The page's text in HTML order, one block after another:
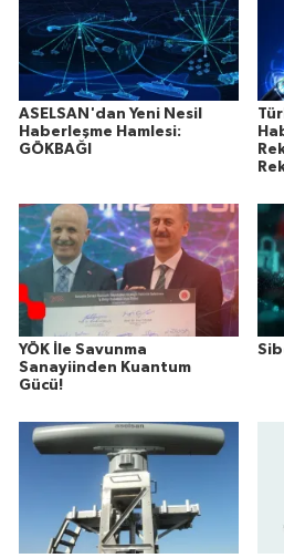
ASELSAN'dan Yeni Nesil
Haberleşme Hamlesi:
GÖKBAĞI
YÖK İle Savunma
Sanayiinden Kuantum
Gücü!